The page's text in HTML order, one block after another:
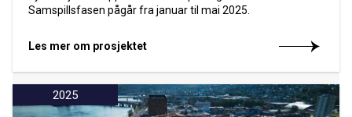
Samspillsfasen pågår fra januar til mai 2025.
Les mer om prosjektet
2025